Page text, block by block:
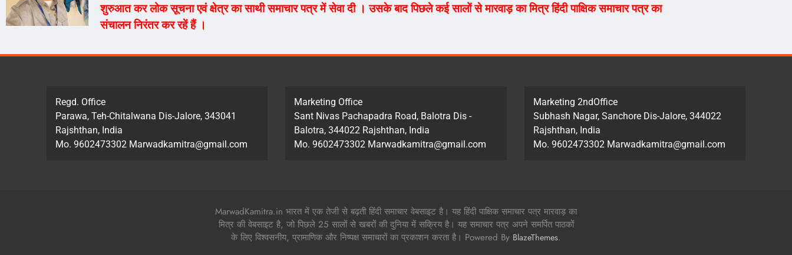
शुरुआत कर लोक सूचना एवं क्षेत्र का साथी समाचार पत्र में सेवा दी । उसके बाद पिछले कई सालों से मारवाड़ का मित्र हिंदी पाक्षिक समाचार पत्र का
संचालन निरंतर कर रहें हैं ।
Regd. Office
Parawa, Teh-Chitalwana Dis-Jalore, 343041
Rajshthan, India
Mo. 9602473302 Marwadkamitra@gmail.com
Marketing Office
Sant Nivas Pachapadra Road, Balotra Dis -
Balotra, 344022 Rajshthan, India
Mo. 9602473302 Marwadkamitra@gmail.com
Marketing 2ndOffice
Subhash Nagar, Sanchore Dis-Jalore, 344022
Rajshthan, India
Mo. 9602473302 Marwadkamitra@gmail.com
MarwadKamitra.in भारत में एक तेजी से बढ़ती हिंदी समाचार वेबसाइट है। यह हिंदी पाक्षिक समाचार पत्र मारवाड़ का
मित्र की वेबसाइट है, जो पिछले 25 सालों से खबरों की दुनिया में सक्रिय है। यह समाचार पत्र अपने समर्पित पाठकों
के लिए विश्वसनीय, प्रामाणिक और निष्पक्ष समाचारों का प्रकाशन करता है। Powered By BlazeThemes.